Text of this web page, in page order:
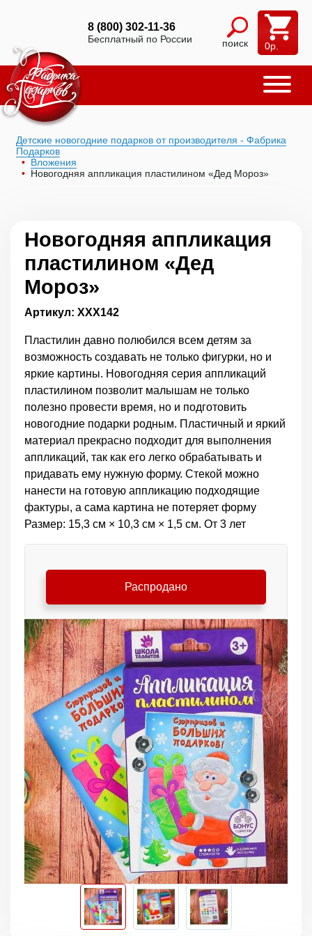
8 (800) 302-11-36
Бесплатный по России поиск 0р.
Детские новогодние подарков от производителя - Фабрика
Подарков
Вложения
Новогодняя аппликация пластилином «Дед Мороз»
Новогодняя аппликация
пластилином «Дед
Мороз»
Артикул: ХХХ142
Пластилин давно полюбился всем детям за
возможность создавать не только фигурки, но и
яркие картины. Новогодняя серия аппликаций
пластилином позволит малышам не только
полезно провести время, но и подготовить
новогодние подарки родным. Пластичный и яркий
материал прекрасно подходит для выполнения
аппликаций, так как его легко обрабатывать и
придавать ему нужную форму. Стекой можно
нанести на готовую аппликацию подходящие
фактуры, а сама картина не потеряет форму
Размер: 15,3 см × 10,3 см × 1,5 см. От 3 лет
Распродано